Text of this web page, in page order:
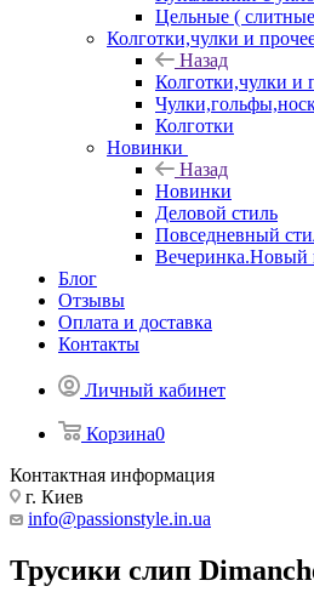
Цельные (
Колготки,чулки и
Назад
Колготки,чулки и
Колготки
Новинки
Назад
Новинки
Деловой стиль
Повседневный
Вечеринка.Новый
Блог
Отзывы
Оплата и доставка
Контакты
Личный кабинет
Корзина0
Контактная информация
г. Киев
info@passionstyle.in.ua
Трусики слип